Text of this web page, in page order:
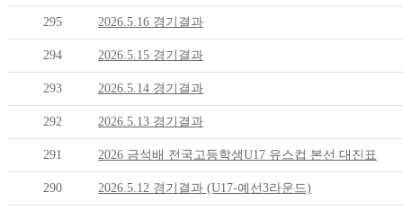
295 2026.5.16 경기결과
294 2026.5.15 경기결과
293 2026.5.14 경기결과
292 2026.5.13 경기결과
291 2026 금석배 전국고등학생U17 유스컵 본선 대진표
290 2026.5.12 경기결과 (U17-예선3라운드)